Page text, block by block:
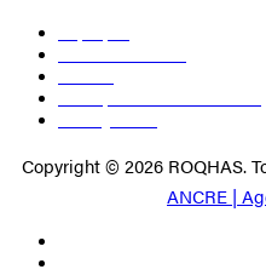
Copyright © 2026 ROQHAS.
ANCRE |